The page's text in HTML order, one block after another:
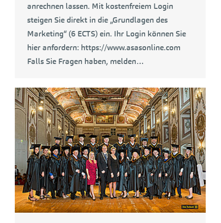
anrechnen lassen. Mit kostenfreiem Login
steigen Sie direkt in die „Grundlagen des
Marketing“ (6 ECTS) ein. Ihr Login können Sie
hier anfordern: https://www.asasonline.com
Falls Sie Fragen haben, melden…